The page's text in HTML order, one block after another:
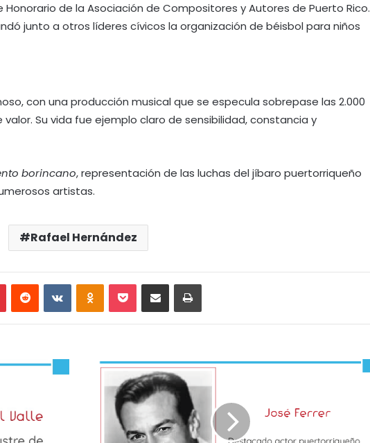
Honorario de la Asociación de Compositores y Autores de Puerto Rico.
junto a otros líderes cívicos la organización de béisbol para niños
con una producción musical que se especula sobrepase las 2.000
Su vida fue ejemplo claro de sensibilidad, constancia y
borincano, representación de las luchas del jíbaro puertorriqueño
artistas.
Rafael Hernández
PinterestReddit VKontakteOdnoklassniki
PocketShare via Email Print